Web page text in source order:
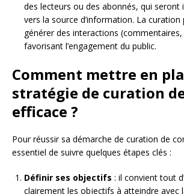
des lecteurs ou des abonnés, qui seront
vers la source d’information. La
générer des interactions
favorisant l’engagement du public.
Comment mettre en
stratégie de curation
efficace ?
Pour réussir sa démarche de curation de
essentiel de suivre quelques étapes clés :
Définir ses objectifs : il convient tout
clairement les objectifs à atteindre avec